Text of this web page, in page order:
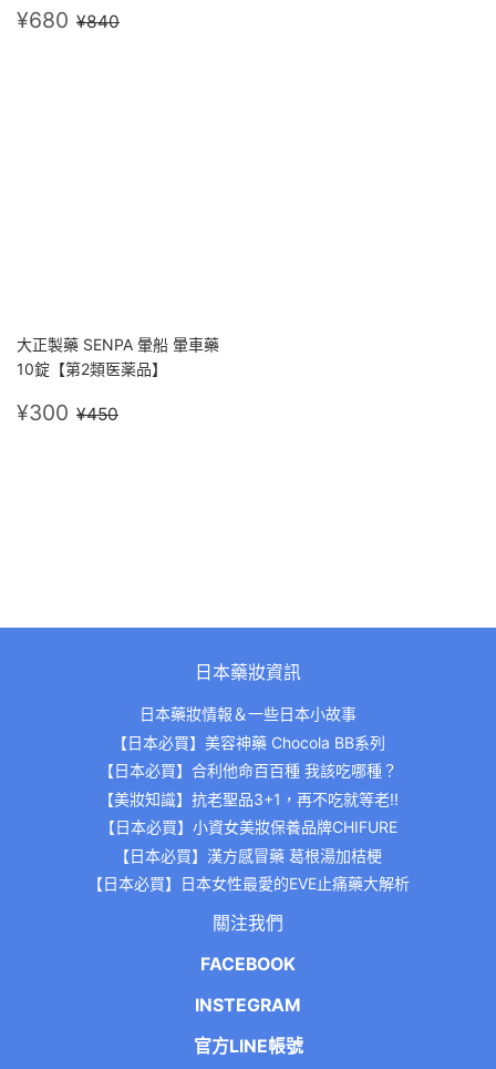
售
¥680 ¥680
定價
¥840
大正製藥 SENPA 暈船 暈車藥
10錠【第2類医薬品】
售
¥300 ¥300
定價
¥450
日本藥妝資訊
日本藥妝情報＆一些日本小故事
【日本必買】美容神藥 Chocola BB系列
【日本必買】合利他命百百種 我該吃哪種？
【美妝知識】抗老聖品3+1，再不吃就等老!!
【日本必買】小資女美妝保養品牌CHIFURE
【日本必買】漢方感冒藥 葛根湯加桔梗
【日本必買】日本女性最愛的EVE止痛藥大解析
關注我們
FACEBOOK
INSTEGRAM
官方LINE帳號